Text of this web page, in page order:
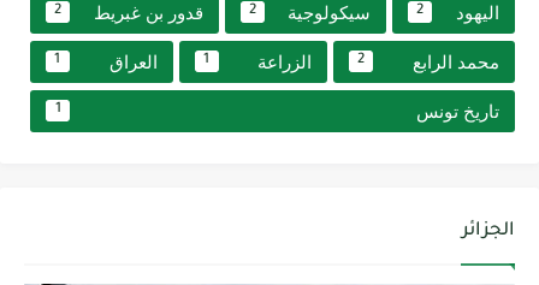
اليهود 2 سيكولوجية 2 قدور بن غبريط 2
محمد الرابع 2 الزراعة 1 العراق 1
تاريخ تونس 1
الجزائر